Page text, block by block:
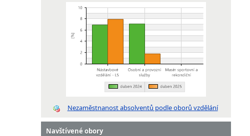
Nezaměstnanost absolventů podle oborů vzdělání
Navštívené obory